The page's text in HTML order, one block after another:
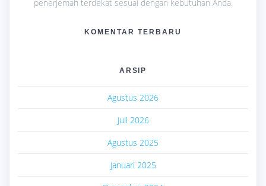
penerjemah terdekat sesuai dengan kebutuhan Anda.
KOMENTAR TERBARU
ARSIP
Agustus 2026
Juli 2026
Agustus 2025
Januari 2025